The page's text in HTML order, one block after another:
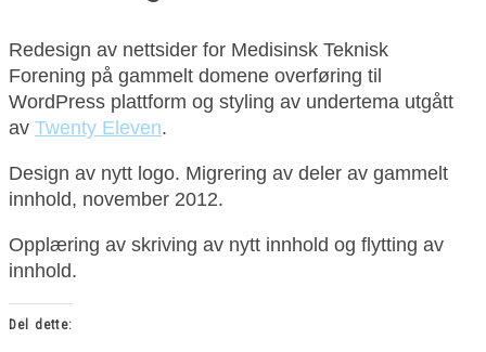
Redesign av nettsider for Medisinsk Teknisk
Forening på gammelt domene overføring til
WordPress plattform og styling av undertema utgått
av Twenty Eleven.
Design av nytt logo. Migrering av deler av gammelt
innhold, november 2012.
Opplæring av skriving av nytt innhold og flytting av
innhold.
Del dette: